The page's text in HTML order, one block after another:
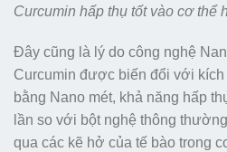
Curcumin hấp thụ tốt vào cơ thể
Đây cũng là lý do công nghệ
Curcumin được biến đổi với
bằng Nano mét, khả năng hấp
lần so với bột nghệ thông
qua các kẽ hở của tế bào trong